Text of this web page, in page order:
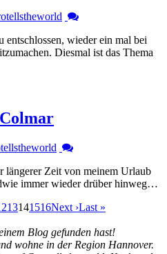
entschlossen, wieder ein mal bei
Diesmal ist das Thema
längerer Zeit von meinem Urlaub
immer wieder drüber hinweg…
13141516Next ›Last »
Blog gefunden hast!
wohne in der Region Hannover.